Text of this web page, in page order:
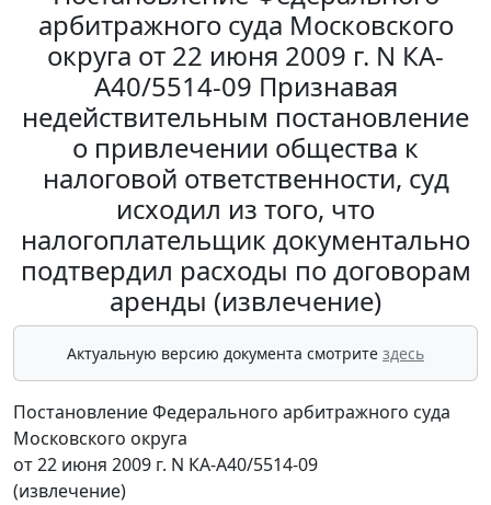
арбитражного суда Московского
округа от 22 июня 2009 г. N КА-
А40/5514-09 Признавая
недействительным постановление
о привлечении общества к
налоговой ответственности, суд
исходил из того, что
налогоплательщик документально
подтвердил расходы по договорам
аренды (извлечение)
Актуальную версию документа смотрите здесь
Постановление Федерального арбитражного суда
Московского округа
от 22 июня 2009 г. N КА-А40/5514-09
(извлечение)